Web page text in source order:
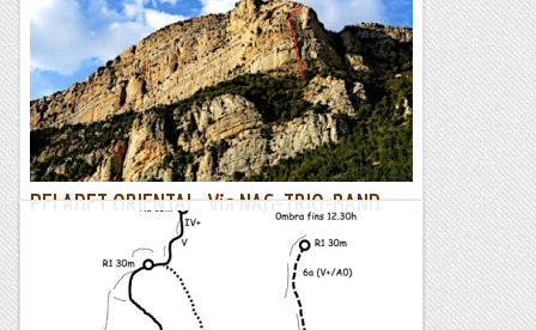
PELADET ORIENTAL. Via NAG-TRIO-BAND,
variant del díedre.
16/09/20. El Josep i el Pere Lluís em demanen d'anar a la via
NAG-TRIO-BAND, així què quedem per anar-hi. A darrera
hora s'apunta l'Antonio així què serem quatre. El...